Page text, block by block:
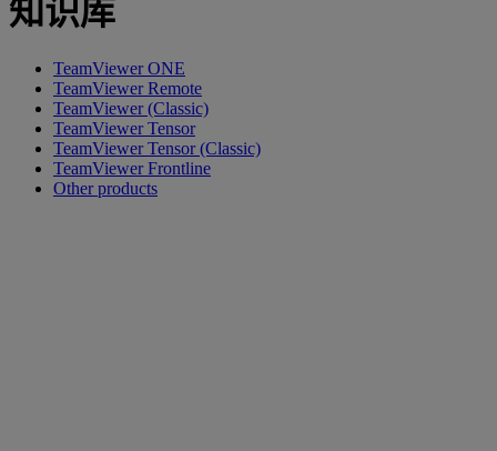
知识库
TeamViewer ONE
TeamViewer Remote
TeamViewer (Classic)
TeamViewer Tensor
TeamViewer Tensor (Classic)
TeamViewer Frontline
Other products